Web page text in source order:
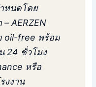
หนดโดย
AERZEN
oil-free พร้อม
24 ชั่วโมง
หรือ
งงาน